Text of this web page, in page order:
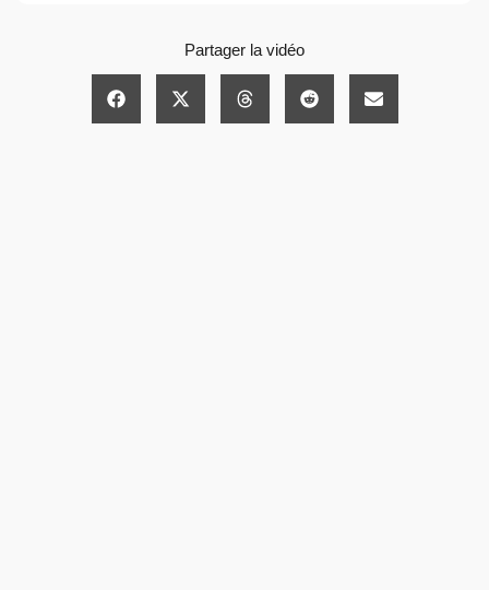
Partager la vidéo